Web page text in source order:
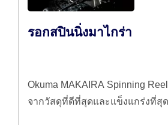
รอกสปินนิ่งมาไกร่า
Okuma MAKAIRA Spinning
จากวัสดุที่ดีที่สุดและแข็งแกร่งที่สุ